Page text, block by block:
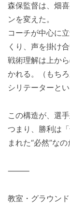
森保監督は、畑
ンを変えた。
コーチが中心に
くり、声を掛け
戦術理解は上か
かれる。（もち
シリテーターと
この構造が、選
つまり、勝利は
まれた“必然”なの
⸻
教室・グラウン